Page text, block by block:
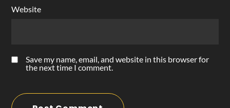
Website
Save my name, email, and website in this browser for
the next time I comment.